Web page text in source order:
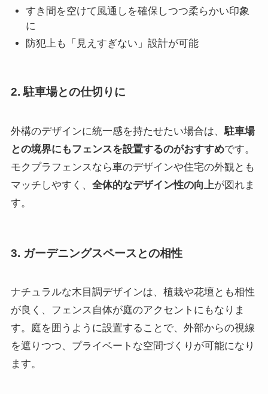
すき間を空けて風通しを確保しつつ柔らかい印象
に
防犯上も「見えすぎない」設計が可能
2. 駐車場との仕切りに
外構のデザインに統一感を持たせたい場合は、駐車場
との境界にもフェンスを設置するのがおすすめです。
モクプラフェンスなら車のデザインや住宅の外観とも
マッチしやすく、 全体的なデザイン性の向上が図れま
す。
3. ガーデニングスペースとの相性
ナチュラルな木目調デザインは、植栽や花壇とも相性
が良く、フェンス自体が庭のアクセントにもなりま
す。庭を囲うように設置することで、外部からの視線
を遮りつつ、プライベートな空間づくりが可能になり
ます。